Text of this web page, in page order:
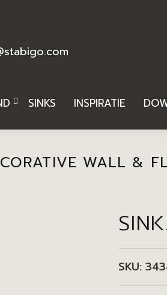
SINKS INSPIRATIE
WALL &
SKU: